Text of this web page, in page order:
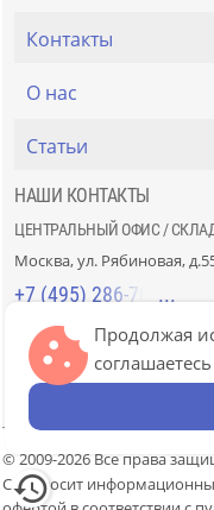
Контакты
О нас
Статьи
НАШИ КОНТАКТЫ
ЦЕНТРАЛЬНЫЙ ОФИС /
Москва, ул. Рябиновая,
+7 (495) 286-70-40
СТРОЙРЫНОК
Москва, 41км МКАД, пав.
+7 (499) 226-74-18
© 2009-2026 Все права
Сайт носит
Продолжая